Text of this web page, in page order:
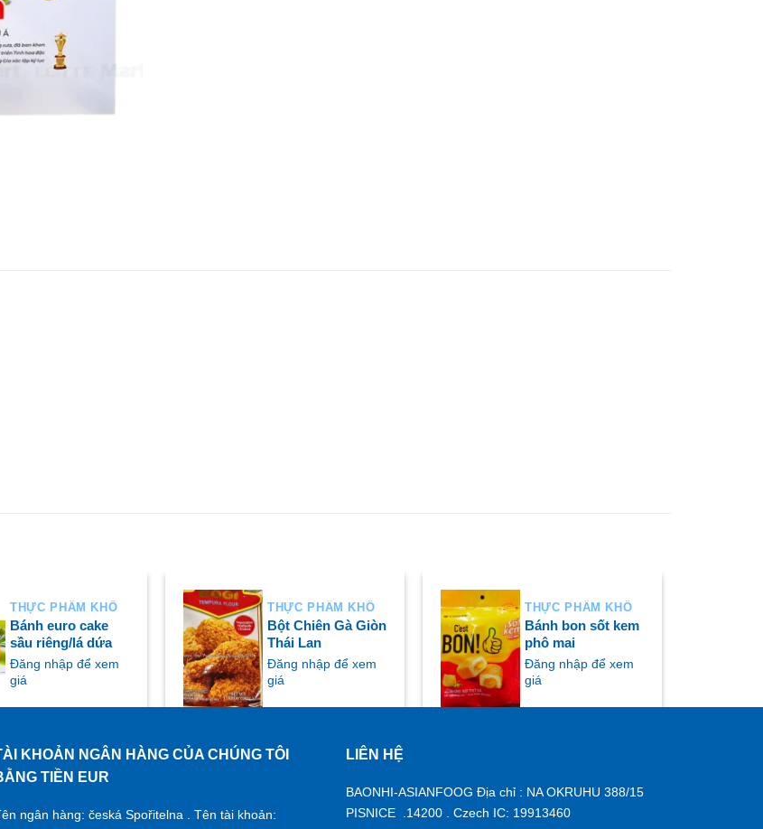
THỰC PHẨM KHÔ
Bánh euro cake
sầu riêng/lá dứa
Đăng nhập để xem
giá
THỰC PHẨM KHÔ
Bột Chiên Gà Giòn
Thái Lan
Đăng nhập để xem
giá
THỰC PHẨM KHÔ
Bánh bon sốt kem
phô mai
Đăng nhập để xem
giá
KHOẢN NGÂN HÀNG CỦA CHÚNG TÔI
TIỀN EUR
ngân hàng: česká Spořitelna . Tên tài khoản:
LIÊN HỆ
BAONHI-ASIANFOOG Địa chỉ : NA OKRUHU 388/15
PISNICE .14200 . Czech IC: 19913460